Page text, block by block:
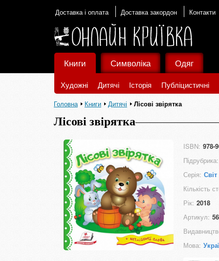
Доставка і оплата Доставка закордон Контакти
Книги
Художні Дитячі Історія Публіцистичні
Символіка Одяг
Головна Книги Дитячі Лісові звірятка
Лісові звірятка
ISBN: 978-
Підрубрика:
Серія:
Кількість
Рік: 2018
Артикул:
Мова: